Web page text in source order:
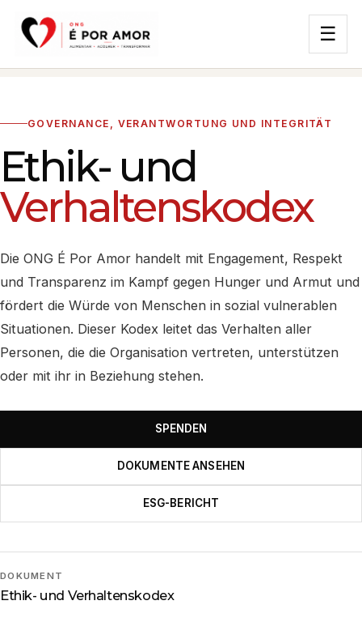
☰
GOVERNANCE, VERANTWORTUNG UND INTEGRITÄT
Ethik- und
Verhaltenskodex
Die ONG É Por Amor handelt mit Engagement, Respekt
und Transparenz im Kampf gegen Hunger und Armut und
fördert die Würde von Menschen in sozial vulnerablen
Situationen. Dieser Kodex leitet das Verhalten aller
Personen, die die Organisation vertreten, unterstützen
oder mit ihr in Beziehung stehen.
SPENDEN
DOKUMENTE ANSEHEN
ESG-BERICHT
DOKUMENT
Ethik- und Verhaltenskodex